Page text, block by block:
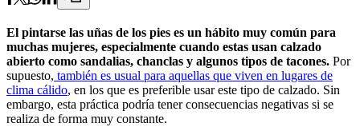
El pintarse las uñas de los pies es un hábito muy común para
muchas mujeres, especialmente cuando estas usan calzado
abierto como sandalias, chanclas y algunos tipos de tacones. Por
supuesto, también es usual para aquellas que viven en lugares de
clima cálido, en los que es preferible usar este tipo de calzado. Sin
embargo, esta práctica podría tener consecuencias negativas si se
realiza de forma muy constante.